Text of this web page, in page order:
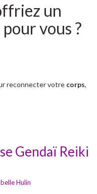
un
vous ?
reconnecter votre corps,
Gendaï Reiki
Hulin